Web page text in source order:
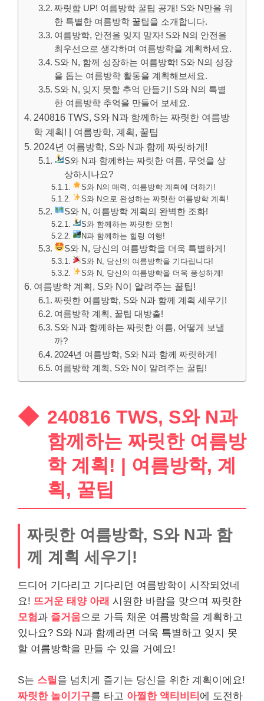
짜릿함 UP! 여름방학 꿀팁 공개! S와 N만을 위
한 특별한 여름방학 꿀팁을 소개합니다.
여름방학, 안전을 잊지 말자! S와 N의 안전을
최우선으로 생각하며 여름방학을 계획하세요.
S와 N, 함께 성장하는 여름방학! S와 N의 성장
을 돕는 여름방학 활동을 계획해보세요.
S와 N, 잊지 못할 추억 만들기! S와 N의 특별
한 여름방학 추억을 만들어 보세요.
240816 TWS, S와 N과 함께하는 짜릿한 여름방
학 계획! | 여름방학, 계획, 꿀팁
2024년 여름방학, S와 N과 함께 짜릿하게!
S와 N과 함께하는 짜릿한 여름, 무엇을 상
상하시나요?
S와 N의 매력, 여름방학 계획에 더하기!
S와 N으로 완성하는 짜릿한 여름방학 계획!
S와 N, 여름방학 계획의 완벽한 조화!
S와 함께하는 짜릿한 모험!
N과 함께하는 힐링 여행!
S와 N, 당신의 여름방학을 더욱 특별하게!
S와 N, 당신의 여름방학을 기다립니다!
S와 N, 당신의 여름방학을 더욱 풍성하게!
여름방학 계획, S와 N이 알려주는 꿀팁!
짜릿한 여름방학, S와 N과 함께 계획 세우기!
여름방학 계획, 꿀팁 대방출!
S와 N과 함께하는 짜릿한 여름, 어떻게 보낼
까?
2024년 여름방학, S와 N과 함께 짜릿하게!
여름방학 계획, S와 N이 알려주는 꿀팁!
240816 TWS, S와 N과
함께하는 짜릿한 여름방
학 계획! | 여름방학, 계
획, 꿀팁
짜릿한 여름방학, S와 N과 함
께 계획 세우기!
드디어 기다리고 기다리던 여름방학이 시작되었네
요! 뜨거운 태양 아래 시원한 바람을 맞으며 짜릿한
모험과 즐거움으로 가득 채운 여름방학을 계획하고
있나요? S와 N과 함께라면 더욱 특별하고 잊지 못
할 여름방학을 만들 수 있을 거예요!
S는 스릴 을 넘치게 즐기는 당신을 위한 계획이에요!
짜릿한 놀이기구를 타고 아찔한 액티비티 에 도전하